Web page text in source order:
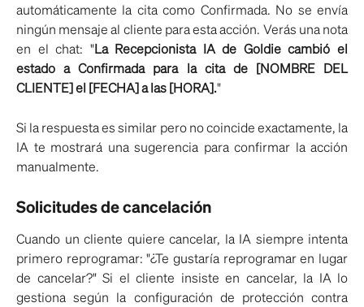
automáticamente la cita como Confirmada. No se envía
ningún mensaje al cliente para esta acción. Verás una nota
en el chat: "La Recepcionista IA de Goldie cambió el
estado a Confirmada para la cita de [NOMBRE DEL
CLIENTE] el [FECHA] a las [HORA]."
Si la respuesta es similar pero no coincide exactamente, la
IA te mostrará una sugerencia para confirmar la acción
manualmente.
Solicitudes de cancelación
Cuando un cliente quiere cancelar, la IA siempre intenta
primero reprogramar: "¿Te gustaría reprogramar en lugar
de cancelar?" Si el cliente insiste en cancelar, la IA lo
gestiona según la configuración de protección contra